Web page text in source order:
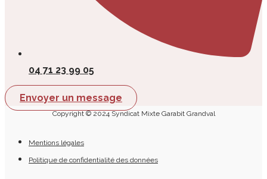
04 71 23 99 05
Envoyer un message
Copyright © 2024 Syndicat Mixte Garabit Grandval
Mentions légales
Politique de confidentialité des données